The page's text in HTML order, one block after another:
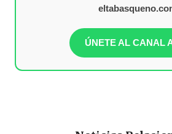
ÚNETE AL CANAL